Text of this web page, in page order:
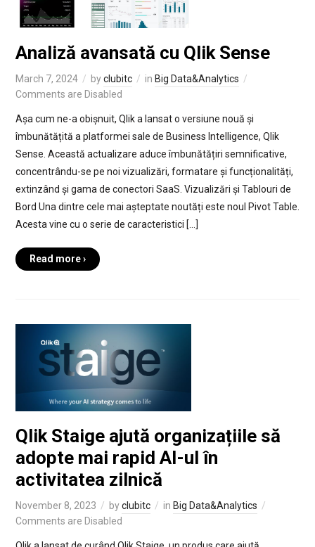
Analiză avansată cu Qlik Sense
March 7, 2024 byclubitc in Big Data&Analytics
Comments are Disabled
Așa cum ne-a obișnuit, Qlik a lansat o versiune nouă și
îmbunătățită a platformei sale de Business Intelligence, Qlik
Sense. Această actualizare aduce îmbunătățiri semnificative,
concentrându-se pe noi vizualizări, formatare și funcționalități,
extinzând și gama de conectori SaaS. Vizualizări și Tablouri de
Bord Una dintre cele mai așteptate noutăți este noul Pivot Table.
Acesta vine cu o serie de caracteristici […]
Read more ›
Qlik Staige ajută organizațiile să
adopte mai rapid AI-ul în
activitatea zilnică
November 8, 2023 byclubitc in Big Data&Analytics
Comments are Disabled